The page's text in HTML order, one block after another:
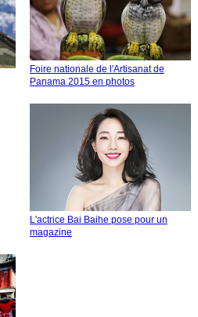
Foire nationale de l'Artisanat de
Panama 2015 en photos
L'actrice Bai Baihe pose pour un
magazine